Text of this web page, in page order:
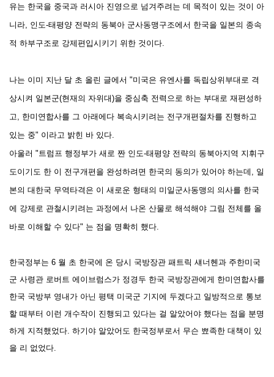
유는 한국을 중국과 러시아 진영으로 넘겨주려는 데 목적이 있는 것이 아
니라, 인도-태평양 전략의 동북아 군사동맹구조에서 한국을 일본의 종속
적 하부구조로 강제편입시키기 위한 것이다.
나는 이미 지난 달 초 올린 글에서 "미국은 유엔사를 독립상위부대로 격
상시켜 일본군(현재의 자위대)을 중심축 전력으로 하는 부대로 재편성하
고, 한미연합사를 그 아래에다 복속시키려는 전구개편절차를 진행하고
있는 중" 이라고 밝힌 바 있다.
아울러 "트럼프 행정부가 새로 짠 인도-태평양 전략의 동북아지역 지휘구
도이기도 한 이 전구개편을 완성하려면 한국의 동의가 있어야 하는데, 일
본의 대한국 무역타격은 이 새로운 형태의 미일군사동맹의 의사를 한국
에 강제로 관철시키려는 과정에서 나온 산물로 해석해야 그림 전체를 올
바로 이해할 수 있다" 는 점을 명확히 했다.
한국정부는 6 월 초 한국에 온 당시 국방장관 패트릭 섀너헨과 주한미국
군 사령관 로버트 에이브럼스가 정경두 한국 국방장관에게 한미연합사를
한국 국방부 영내가 아닌 평택 미국군 기지에 두겠다고 일방적으로 통보
할 때부터 이런 개수작이 진행되고 있다는 걸 알았어야 했다는 점을 분명
하게 지적했었다. 하기야 알았어도 한국정부로서 무슨 뾰족한 대책이 있
을 리 없었다.